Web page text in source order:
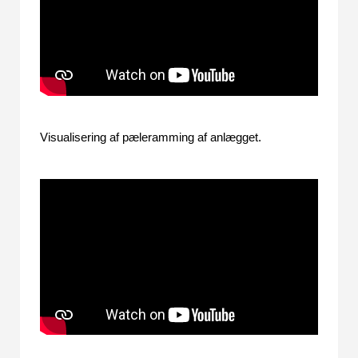
Visualisering af pæleramming af anlægget.